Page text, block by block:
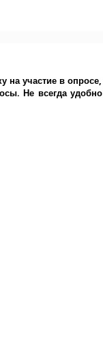
на участие в
Не всегда удобно